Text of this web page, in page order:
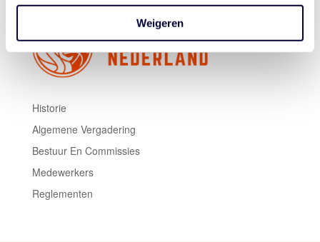
Weigeren
Historie
Algemene Vergadering
Bestuur En Commissies
Medewerkers
Reglementen